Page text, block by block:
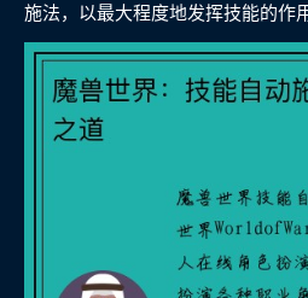
施法，以最大程度地发挥技能的作用